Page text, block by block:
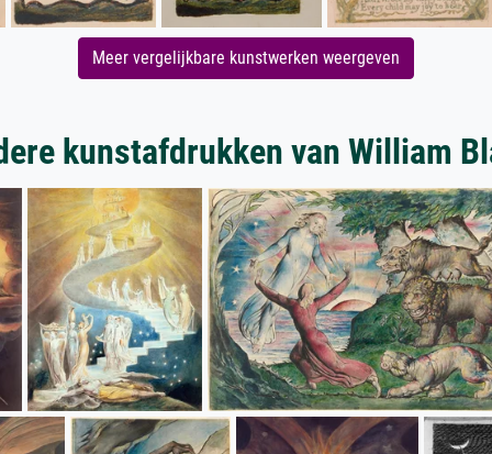
Meer vergelijkbare kunstwerken weergeven
kunstafdrukken van William